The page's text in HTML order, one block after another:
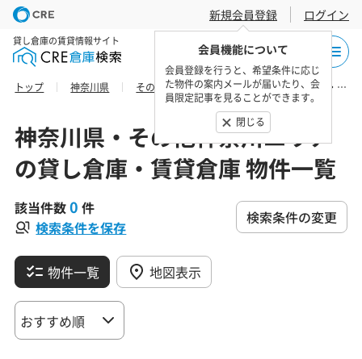
新規会員登録
会員機能について
会員登録を行うと、希望条件に応じ
た物件の案内メールが届いたり、会
員限定記事を見ることができます。
閉じる
ログイン
貸し倉庫の賃貸情報サイト
トップ 神奈川県 その他神奈川エリア 鎌倉市の貸し倉庫・賃貸倉庫 物件一覧
神奈川県・その他神奈川エリア
の貸し倉庫・賃貸倉庫 物件一覧
該当件数0 件
検索条件を保存
検索条件の変更
物件一覧 地図表示